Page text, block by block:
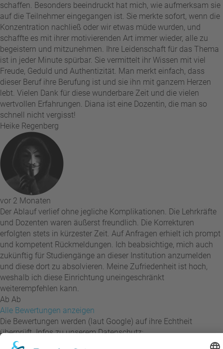
schaffen. Besonders beeindruckt hat mich, wie aufmerksam sie
auf die Teilnehmer eingegangen ist. Sie merkte sofort, wenn die
Konzentration nachließ oder wir etwas müde wurden, und
schaffte es mit ihrer motivierenden Art immer wieder, alle zu
begeistern und mitzunehmen. Ihre Leidenschaft für das Thema
ist in jeder Minute spürbar. Sie vermittelt ihr Wissen mit viel
Freude, Geduld und Authentizität. Man merkt einfach, dass
dieser Beruf ihre Berufung ist und sie ihn mit ganzem Herzen
lebt. Vielen Dank für diese wunderbare Zeit und die vielen
wertvollen Erfahrungen. Diana ist eine Dozentin, die man so
schnell nicht vergisst!
Heike Regenberg
vor 2 Monaten
Der Ablauf verlief ohne jegliche Komplikationen. Die Lehrkräfte
und Dozenten waren äußerst freundlich. Die Korrekturen
erfolgten stets in kürzester Zeit. Auf Anfragen erhielt ich prompt
und kompetent Rückmeldungen. Ich beabsichtige, mich auch
zukünftig für Studiengänge an dieser Institution anzumelden
und diese dort zu absolvieren. Meine Zufriedenheit ist hoch,
weshalb ich diese Einrichtung uneingeschränkt
weiterempfehlen kann.
Ab Ab
Alle Bewertungen anzeigen
Die Bewertungen werden (laut Google) auf ihre Echtheit
überprüft. Infos zu unserem Datenschutz:
weitere Informationen